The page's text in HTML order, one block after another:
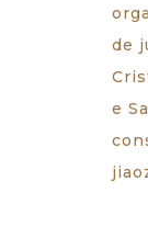
de
e